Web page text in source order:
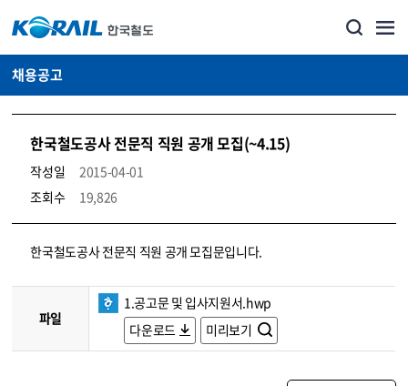
채용공고
한국철도공사 전문직 직원 공개 모집(~4.15)
작성일
2015-04-01
조회수
19,826
코레일소개_경영공시_채용공고 상세보기 – 내용, 파일, 담당자 연락처로 구성
한국철도공사 전문직 직원 공개 모집문입니다.
파일
1.공고문 및 입사지원서.hwp
다운로드
미리보기